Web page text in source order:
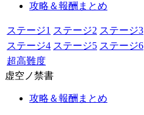
攻略＆報酬まとめ
ステージ1 ステージ2 ステージ3
ステージ4 ステージ5 ステージ6
超高難度
虚空ノ禁書
攻略＆報酬まとめ